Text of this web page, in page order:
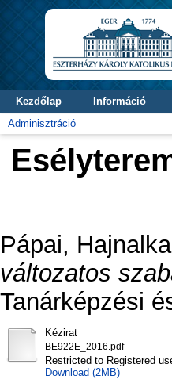
Kezdőlap Információ
Adminisztráció
Pápai, Hajnalka
változatos
Tanárképzési
Kézirat
BE922E_2016.pdf
Restricted to Registered
Download (2MB)